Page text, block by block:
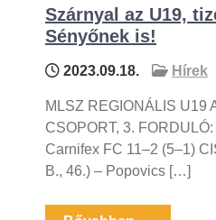
Szárnyal az U19,
Sényőnek is!
2023.09.18. Hírek
MLSZ REGIONÁLIS U19
CSOPORT, 3.
Carnifex FC 11–2 (5–1)
B., 46.) – Popovics […]